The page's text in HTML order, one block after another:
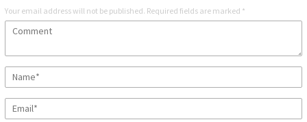
Your email address will not be published. Required fields are marked *